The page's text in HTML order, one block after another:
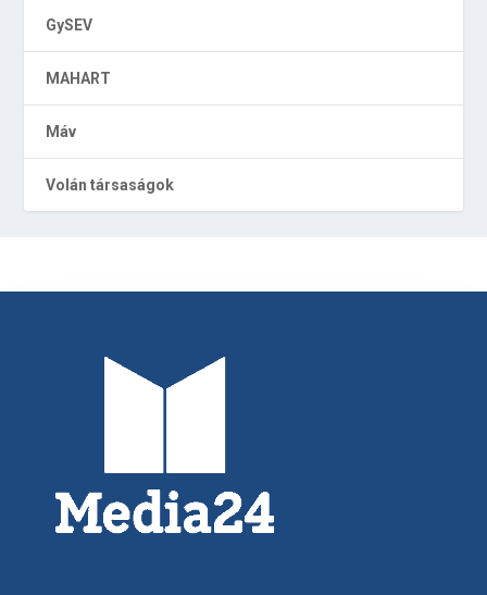
GySEV
MAHART
Máv
Volán társaságok